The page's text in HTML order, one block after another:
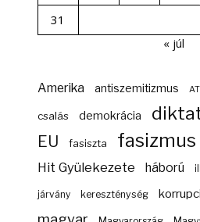
31
« júl
Amerika antiszemitizmus
csalás demokrácia
EU fasiszta fasizmus
Hit Gyülekezete háború
járvány kereszténység